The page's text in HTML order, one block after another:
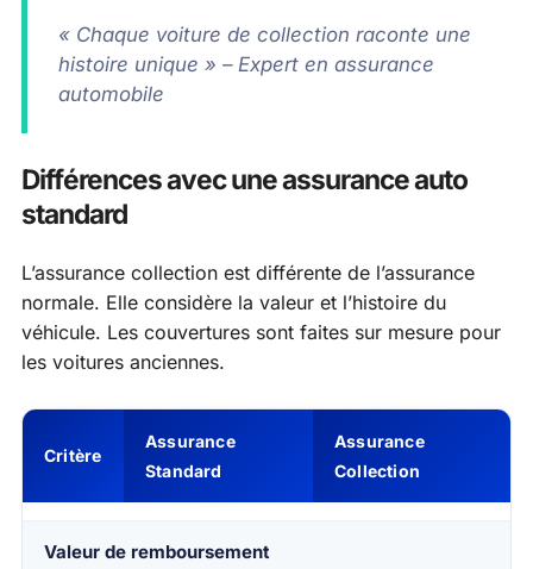
« Chaque voiture de collection raconte une
histoire unique » – Expert en assurance
automobile
Différences avec une assurance auto
standard
L’assurance collection est différente de l’assurance
normale. Elle considère la valeur et l’histoire du
véhicule. Les couvertures sont faites sur mesure pour
les voitures anciennes.
Critère
Assurance
Standard
Assurance
Collection
Valeur de remboursement